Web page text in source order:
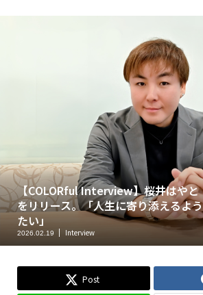
【COLORful Interview】桜井はや
をリリース。「人生に寄り添えるよ
たい」
2026.02.19 Interview
Post